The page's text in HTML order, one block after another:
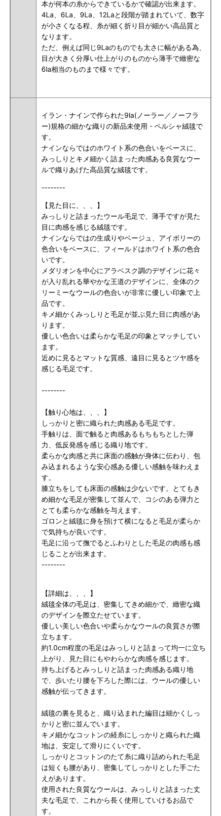
本が何本の糸からできているかで確認が出来ます。
4La、6La、9La、12Laと段階が踏まれていて、数字
が小さくなる程、糸が細く折り目が細かい高品質と
なります。
ただ、例えば同じ9Laのものでも太さに幅がある為、
目が大きく分厚い仕上がりのものから薄手で緻密な
6la相当のものまで様々です。
イラン・ナインで作られた9la(ノーラー／ノーフラ
ー)規格の細かな織りの新品未使用・ペルシャ絨毯で
す。
ナインならではのホワイト系の色合いをベースに、
みっしりとキメ細かく詰まった肉感ある良質なウー
ルで織りあげた高品質な絨毯です。
--------
【見た目に、、、】
みっしりと詰まったウール毛足で、薄手ですが見た
目に肉感を感じる絨毯です。
ナインならではの生成りやベージュ、アイボリーの
色合いをベースに、フィールドはホワイト系の色合
いです。
メダリオンを中心にアラベスク調のデザインに花々
が入り乱れる華やかな王道のデザインに、全体のク
リーミーなウールの色合いが非常に優しい印象で上
品です。
キメ細かくみっしりと毛足が並ぶ見た目に肉感があ
ります。
優しい色合いは柔らかな毛足の印象とマッチしてい
ます。
近めに見るとマットな質感、遠目に見るとツヤ感を
感じる毛足です。
--------
【触り心地は、、、】
しっかりと密に織られた肉感ある毛足です。
手触りは、 面で触ると肉感あるもちもちとした弾
力、 低反発感を感じる織り地です。
柔らかな肉感と共に床面の感触が身体に伝わり、包
み込まれるような安心感ある優しい感触を味わえま
す。
膝立ちをしても床面の感触は少ないです。
とてもき
め細かな毛足が密集して並んで、コシのある弾力と
とても柔らかな感触を与えます。
ゴロンと絨毯に身を預けて横になると毛足が柔らか
で気持ちが良いです。
毛足に沿って撫でるとふわりとした毛足の肉感も感
じることが出来ます。
--------
【詳細は、、、】
絨毯全体の毛足は、密集してきめ細かで、緻密な織
のデザインを際立たせています。
優しい美しい色合いや柔らかなウールの良質さが際
立ちます。
約1.0cm程度の毛足はみっしりと詰まって均一に立ち
上がり、見た目にもやわらかな肉感を感じます。
持ち上げるとみっしりと詰まった肉感ある織り地
で、歩いたり腰を下ろした際には、ウールの優しい
感触が伝ってきます。
絨毯の裏を見ると、織り込まれた編目は細かくしっ
かりと密に並んでいます。
キメ細かなコットンの経糸にしっかりと織られた織
地は、安定して滑りにくいです。
しっかりとコットンのたて糸に織り詰められた毛足
は短くも腰があり、密集してしっかりとした手ごた
えがあります。
使用された良質なウールは、みっしりと詰まった丈
夫な毛足で、これから長く使用していけるお品で
す。